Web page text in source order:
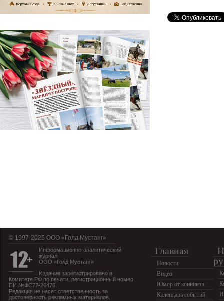
© 1997-2025 OOO «Голд Мустанг»
Информационно-аналитический
журнал
ООО «Голд Мустанг»
Издание зарегистрировано в
Комитете РФ по печати, регистрационный номер
ПИ №ФС77-26476.
Редакция не несет ответственность за
достоверность рекламных материалов.
Главная
Новости
Видео
Юмор от конников
Календарь событий